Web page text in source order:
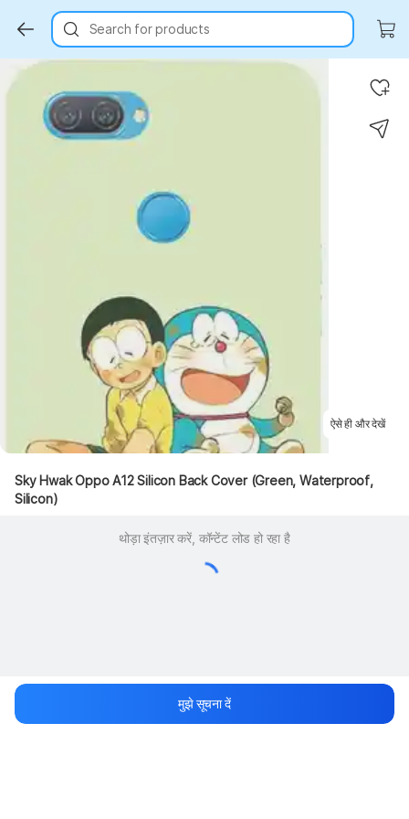
Search for products
Key Highlights
ऐसे ही और देखें
Sky Hwak Oppo A12 Silicon Back Cover (Green, Waterproof,
Silicon)
थोड़ा इंतज़ार करें, कॉन्टेंट लोड हो रहा है
मुझे सूचना दें